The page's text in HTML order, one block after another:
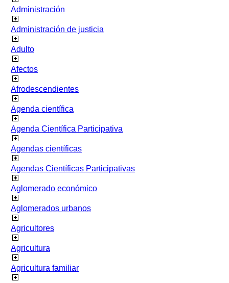
Administración
Administración de justicia
Adulto
Afectos
Afrodescendientes
Agenda científica
Agenda Científica Participativa
Agendas científicas
Agendas Científicas Participativas
Aglomerado económico
Aglomerados urbanos
Agricultores
Agricultura
Agricultura familiar